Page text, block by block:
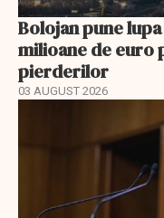
Bolojan pune
milioane de euro
pierderilor
03 AUGUST 2026